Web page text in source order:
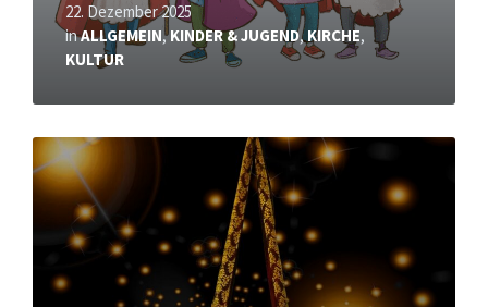
22. Dezember 2025
inALLGEMEIN,KINDER & JUGEND,KIRCHE,
KULTUR
Mehr
erfahren